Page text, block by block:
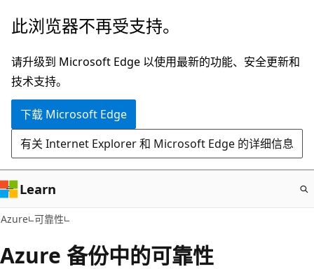
跳
主
要
内
此浏览器不再受支持。
请升级到 Microsoft Edge 以使用最新的功能、安全更新和
技术支持。
下载 Microsoft Edge
有关 Internet Explorer 和 Microsoft Edge 的详细信息
Learn
Azure 可靠性
Azure 备份中的可靠性